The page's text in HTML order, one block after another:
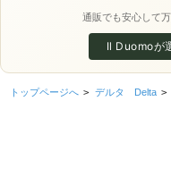
通販でも安心して
Il Duomoが
トップページへ > デルタ Delta >